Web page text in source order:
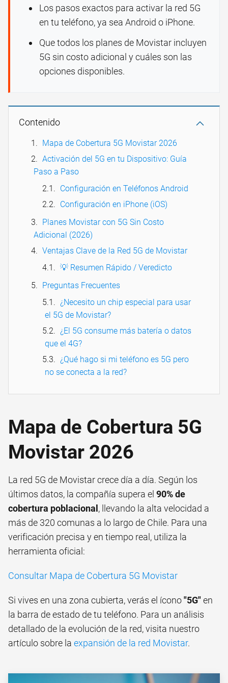
Los pasos exactos para activar la red 5G
en tu teléfono, ya sea Android o iPhone.
Que todos los planes de Movistar incluyen
5G sin costo adicional y cuáles son las
opciones disponibles.
Contenido
Mapa de Cobertura 5G Movistar 2026
Activación del 5G en tu Dispositivo: Guía
Paso a Paso
Configuración en Teléfonos Android
Configuración en iPhone (iOS)
Planes Movistar con 5G Sin Costo
Adicional (2026)
Ventajas Clave de la Red 5G de Movistar
💡 Resumen Rápido / Veredicto
Preguntas Frecuentes
¿Necesito un chip especial para usar
el 5G de Movistar?
¿El 5G consume más batería o datos
que el 4G?
¿Qué hago si mi teléfono es 5G pero
no se conecta a la red?
Mapa de Cobertura 5G
Movistar 2026
La red 5G de Movistar crece día a día. Según los
últimos datos, la compañía supera el 90% de
cobertura poblacional , llevando la alta velocidad a
más de 320 comunas a lo largo de Chile. Para una
verificación precisa y en tiempo real, utiliza la
herramienta oficial:
Consultar Mapa de Cobertura 5G Movistar
Si vives en una zona cubierta, verás el ícono"5G"en
la barra de estado de tu teléfono. Para un análisis
detallado de la evolución de la red, visita nuestro
artículo sobre la expansión de la red Movistar.